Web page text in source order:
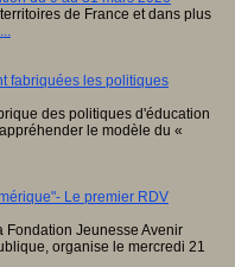
de France et dans plus
fabriquées les politiques
des politiques d'éducation
le modèle du «
Le premier RDV
Fondation Jeunesse Avenir
organise le mercredi 21